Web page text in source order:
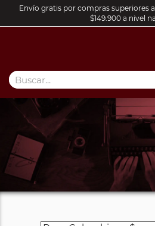
Envío gratis por compras superiores
$149.900 a nivel